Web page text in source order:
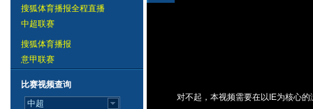
搜狐体育播报全程直播
中超联赛
搜狐体育播报
意甲联赛
比赛视频查询
对不起，本视频需要在以IE为核心的